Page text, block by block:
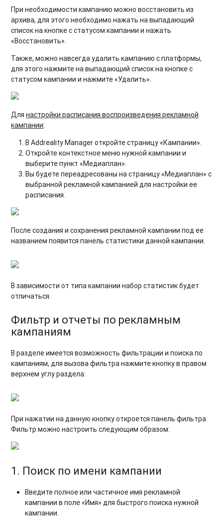
При необходимости кампанию можно восстановить из
архива, для этого необходимо нажать на выпадающий
список на кнопке с статусом кампании и нажать
«Восстановить».
Также, можно навсегда удалить кампанию с платформы,
для этого нажмите на выпадающий список на кнопке с
статусом кампании и нажмите «Удалить».
Длянастройки расписания воспроизведения рекламной
кампании:
В Addreality Manager откройте страницу «Кампании».
Откройте контекстное меню нужной кампании и
выберите пункт «Медиаплан».
Вы будете переадресованы на страницу «Медиаплан» с
выбранной рекламной кампанией для настройки ее
расписания.
После создания и сохранения рекламной кампании под ее
названием появится панель статистики данной кампании.
В зависимости от типа кампании набор статистик будет
отличаться.
Фильтр и отчеты по рекламным
кампаниям
В разделе имеется возможность фильтрации и поиска по
кампаниям, для вызова фильтра нажмите кнопку в правом
верхнем углу раздела:
При нажатии на данную кнопку откроется панель фильтра.
Фильтр можно настроить следующим образом:
1. Поиск по имени кампании
Введите полное или частичное имя рекламной
кампании в поле «Имя» для быстрого поиска нужной
кампании.